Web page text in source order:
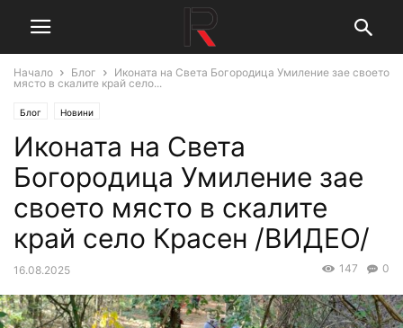
Начало Блог
Иконата на Света Богородица Умиление зае своето
място в скалите край село...
Блог Новини
Иконата на Света
Богородица Умиление зае
своето място в скалите
край село Красен /ВИДЕО/
16.08.2025 0
147